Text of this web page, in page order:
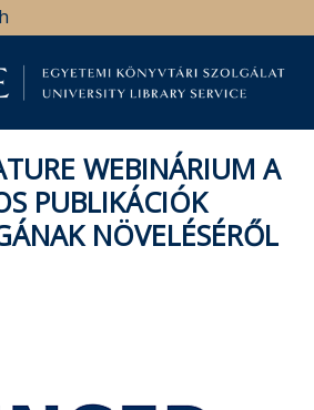
WEBINÁRIUM A
PUBLIKÁCIÓK
NÖVELÉSÉRŐL